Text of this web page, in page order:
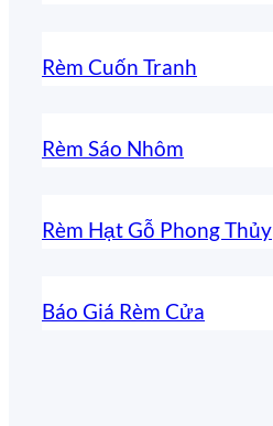
Rèm Cuốn Tranh
Rèm Sáo Nhôm
Rèm Hạt Gỗ Phong Thủy
Báo Giá Rèm Cửa